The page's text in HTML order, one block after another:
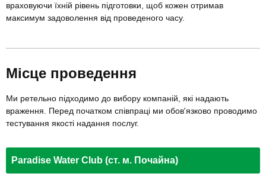
враховуючи їхній рівень підготовки, щоб кожен отримав
максимум задоволення від проведеного часу.
Місце проведення
Ми ретельно підходимо до вибору компаній, які надають
враження. Перед початком співпраці ми обов'язково проводимо
тестування якості надання послуг.
Paradise Water Club (ст. м. Почайна)